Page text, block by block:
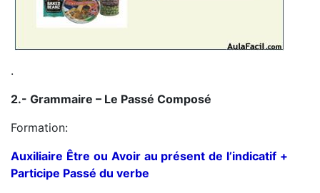
.
2.- Grammaire – Le Passé Composé
Formation:
Auxiliaire Être ou Avoir au présent de l’indicatif +
Participe Passé du verbe